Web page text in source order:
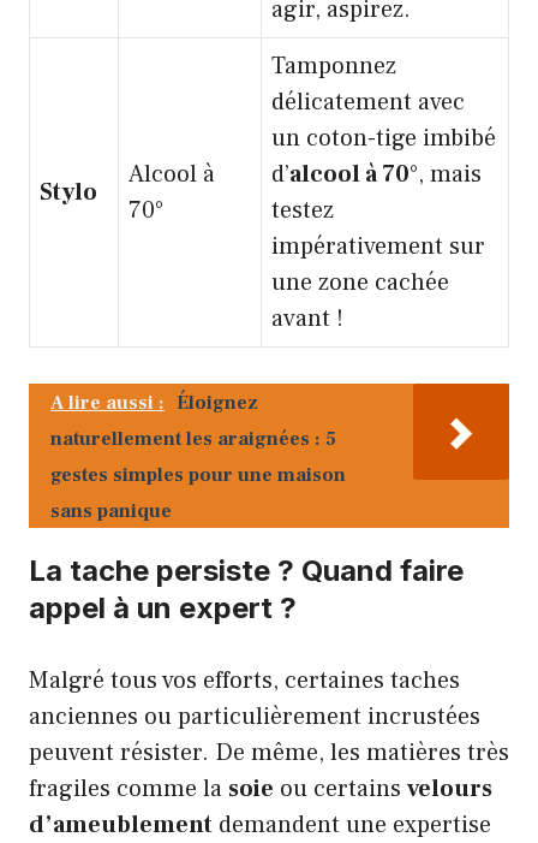
agir, aspirez.
Stylo
Alcool à
70°
Tamponnez
délicatement avec
un coton-tige imbibé
d’alcool à 70°, mais
testez
impérativement sur
une zone cachée
avant !
A lire aussi : Éloignez
naturellement les araignées : 5
gestes simples pour une maison
sans panique
La tache persiste ? Quand faire
appel à un expert ?
Malgré tous vos efforts, certaines taches
anciennes ou particulièrement incrustées
peuvent résister. De même, les matières très
fragiles comme la soie ou certains velours
d’ameublement demandent une expertise